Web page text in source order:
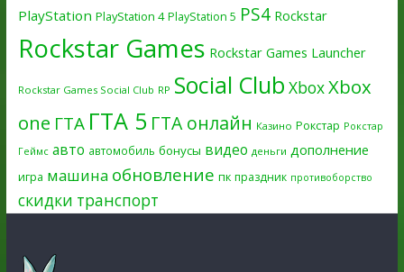
PlayStation PlayStation 4 PlayStation 5 PS4 Rockstar
Rockstar Games Rockstar Games Launcher
Rockstar Games Social Club RP Social Club XboxXbox
one ГТА ГТА 5 ГТА онлайн Казино Рокстар Рокстар
Геймс авто автомобиль бонусы видео деньги дополнение
игра машина обновление пк праздник противоборство
скидки транспорт